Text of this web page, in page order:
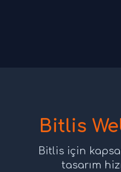
Bitlis
Bitlis için
tasarım